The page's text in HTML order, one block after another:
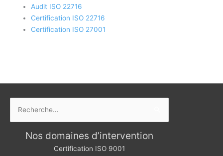
Audit ISO 22716
Certification ISO 22716
Certification ISO 27001
Nos domaines d’intervention
Certification ISO 9001